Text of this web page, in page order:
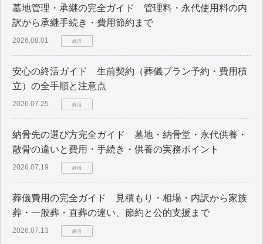
墓地管理・承継の完全ガイド 管理料・永代使用料の内
訳から承継手続き・費用節約まで
2026.08.01 終活
安心の終活ガイド 生前契約（葬儀プラン予約・費用積
立）の全手順と注意点
2026.07.25 終活
納骨先の選び方完全ガイド 墓地・納骨堂・永代供養・
散骨の違いと費用・手続き・供養の実務ポイント
2026.07.19 終活
葬儀費用の完全ガイド 見積もり・相場・内訳から家族
葬・一般葬・直葬の違い、節約と公的支援まで
2026.07.13 終活